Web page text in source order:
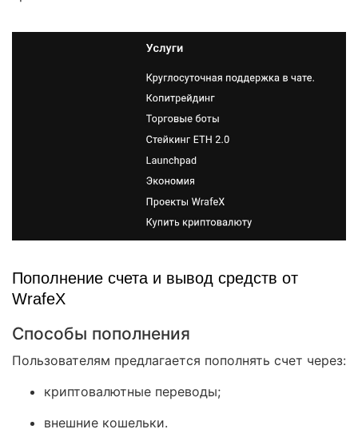
Пополнение счета и вывод средств от
WrafeX
Способы пополнения
Пользователям предлагается пополнять счет через:
криптовалютные переводы;
внешние кошельки.